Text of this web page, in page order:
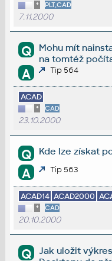
* PLT,CAD
7.11.2000
Q
Mohu mít
na tomtéž
A Tip 564
ACAD
* CAD
23.10.2000
Q Kde lze získat
A Tip 563
ACAD14 ACAD2000
* CAD
20.10.2000
Q
Jak uložit